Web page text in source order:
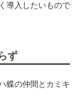
導入したいもので
ず
蝶の仲間とカミキ